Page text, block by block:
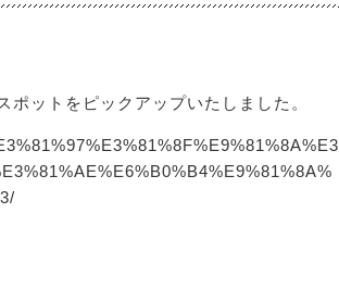
ポットをピックアップいたしました。